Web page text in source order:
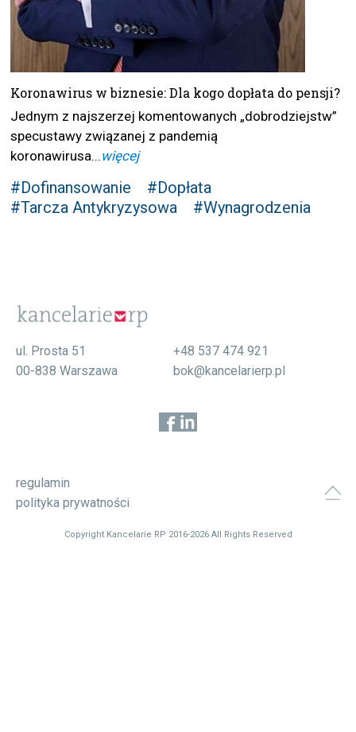
Koronawirus w biznesie: Dla kogo dopłata do pensji?
Jednym z najszerzej komentowanych „dobrodziejstw”
specustawy związanej z pandemią
koronawirusa...więcej
#Dofinansowanie
#Dopłata
#Tarcza Antykryzysowa
#Wynagrodzenia
ul. Prosta 51
00-838 Warszawa
+48 537 474 921
bok@kancelarierp.pl
regulamin
polityka prywatności
Copyright Kancelarie RP 2016-2026 All Rights Reserved